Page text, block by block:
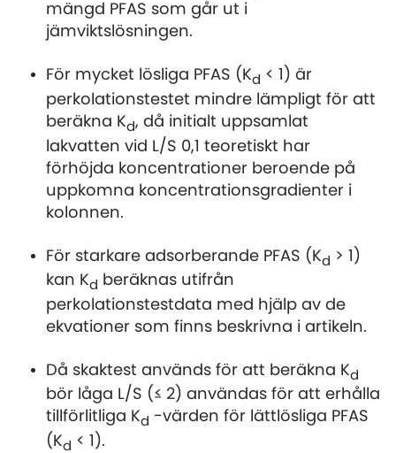
mängd PFAS som går ut i
jämviktslösningen.
För mycket lösliga PFAS (Kd < 1) är
perkolationstestet mindre lämpligt för att
beräkna Kd, då initialt uppsamlat
lakvatten vid L/S 0,1 teoretiskt har
förhöjda koncentrationer beroende på
uppkomna koncentrationsgradienter i
kolonnen.
För starkare adsorberande PFAS (Kd > 1)
kan Kd
beräknas utifrån
perkolationstestdata med hjälp av de
ekvationer som finns beskrivna i artikeln.
Då skaktest används för att beräkna Kd
bör låga L/S (≤ 2) användas för att erhålla
tillförlitliga Kd -värden för lättlösliga PFAS
(Kd < 1).